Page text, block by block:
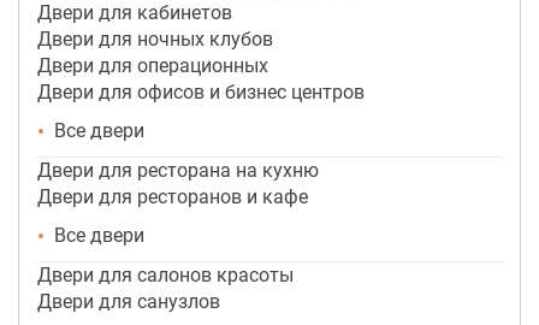
Двери для кабинетов
Двери для ночных клубов
Двери для операционных
Двери для офисов и бизнес центров
Все двери
Двери для ресторана на кухню
Двери для ресторанов и кафе
Все двери
Двери для салонов красоты
Двери для санузлов